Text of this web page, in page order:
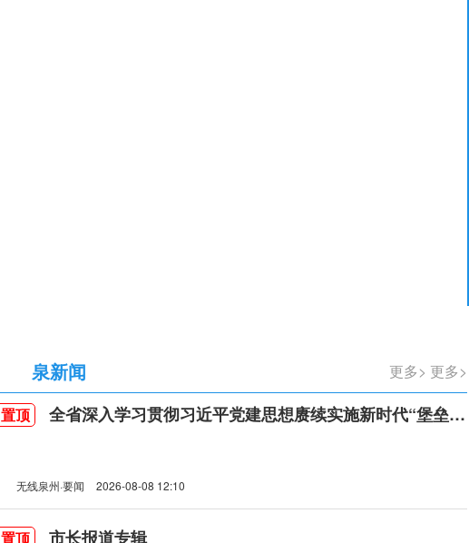
更多>
泉新闻
置顶 全省深入学习贯彻习近平党建思想赓续实施新时代“堡垒工程”推进会召开
无线泉州·要闻 2026-08-08 12:10
置顶 市长报道专辑